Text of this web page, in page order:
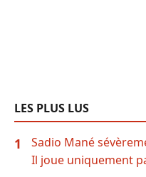
LES PLUS LUS
1
Sadio Mané
Il joue uniquement